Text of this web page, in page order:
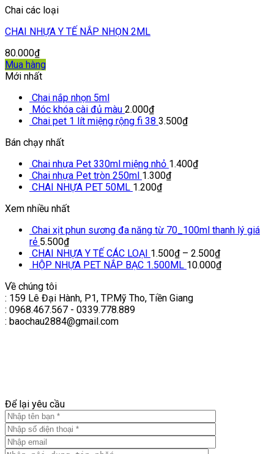
Chai các loại
CHAI NHỰA Y TẾ NẮP NHỌN 2ML
80.000₫
Mua hàng
Mới nhất
Chai nắp nhọn 5ml
Móc khóa cài đủ màu 2.000₫
Chai pet 1 lít miệng rộng fi 38 3.500₫
Bán chạy nhất
Chai nhựa Pet 330ml miệng nhỏ 1.400₫
Chai nhựa Pet tròn 250ml 1.300₫
CHAI NHỰA PET 50ML 1.200₫
Xem nhiều nhất
Chai xịt phun sương đa năng từ 70_100ml thanh lý giá
rẻ 5.500₫
CHAI NHỰA Y TẾ CÁC LOẠI 1.500₫– 2.500₫
HỘP NHỰA PET NẮP BẠC 1.500ML 10.000₫
Về chúng tôi
: 159 Lê Đại Hành, P1, TP.Mỹ Tho, Tiền Giang
: 0968.467.567 - 0339.778.889
: baochau2884@gmail.com
Để lại yêu cầu